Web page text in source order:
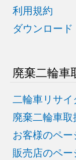
利用規約
ダウンロード
廃棄二輪車
二輪車リサ
廃棄二輪車
お客様のペー
販売店のペー